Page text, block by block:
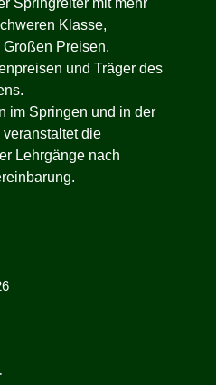
Springreiter mit mehr
Klasse,
Preisen,
und Träger des
im Springen und in der
veranstaltet die
Lehrgänge nach